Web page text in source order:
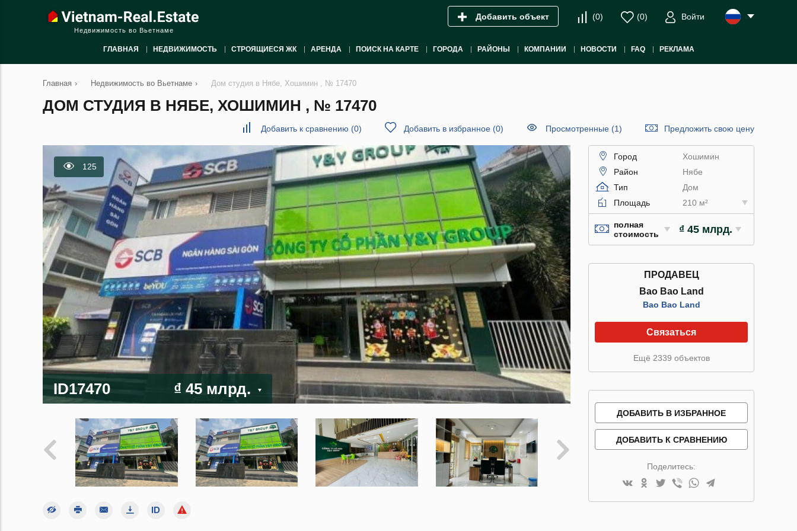
Недвижимость во Вьетнаме
Добавить объект (0) (0) Войти
ГЛАВНАЯ НЕДВИЖИМОСТЬ СТРОЯЩИЕСЯ ЖК АРЕНДА ПОИСК НА КАРТЕ ГОРОДА РАЙОНЫ КОМПАНИИ НОВОСТИ FAQ РЕКЛАМА
Главная › Недвижимость во Вьетнаме › Дом студия в Нябе, Хошимин , № 17470
ДОМ СТУДИЯ В НЯБЕ, ХОШИМИН , № 17470
Добавить к сравнению (0) Добавить в избранное (0) Просмотренные (1) Предложить свою цену
125
ID17470 ₫ 45 млрд.
Город
Хошимин
Район
Нябе
Тип
Дом
Площадь
210 м²
полная
стоимость
₫ 45 млрд.
ПРОДАВЕЦ
Bao Bao Land
Bao Bao Land
Связаться
Ещё 2339 объектов
ДОБАВИТЬ В ИЗБРАННОЕ
ДОБАВИТЬ К СРАВНЕНИЮ
Поделитесь: